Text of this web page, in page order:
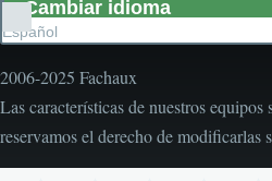
Cambiar idioma
Español
Lista
adicional
acciones
2006-2025 Fachaux
Las características de nuestros
reservamos el derecho de modificarlas